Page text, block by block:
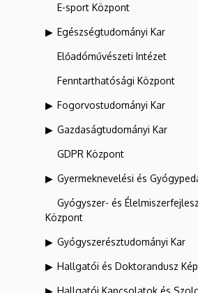
E-sport Központ
Egészségtudományi Kar
Előadóművészeti Intézet
Fenntarthatósági Központ
Fogorvostudományi Kar
Gazdaságtudományi Kar
GDPR Központ
Gyermeknevelési és
Gyógyszer- és
Központ
Gyógyszerésztudományi Kar
Hallgatói és Doktorandusz
Hallgatói Kapcsolatok és